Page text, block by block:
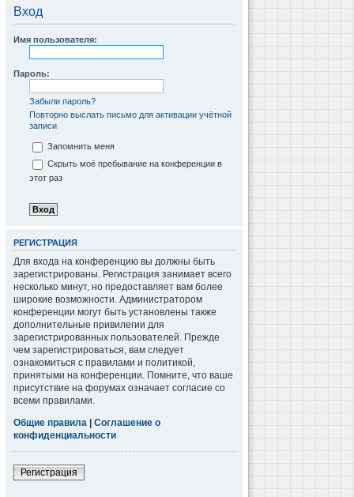
Вход
Имя пользователя:
Пароль:
Забыли пароль?
Повторно выслать письмо для активации учётной
записи
Запомнить меня
Скрыть моё пребывание на конференции в
этот раз
РЕГИСТРАЦИЯ
Для входа на конференцию вы должны быть
зарегистрированы. Регистрация занимает всего
несколько минут, но предоставляет вам более
широкие возможности. Администратором
конференции могут быть установлены также
дополнительные привилегии для
зарегистрированных пользователей. Прежде
чем зарегистрироваться, вам следует
ознакомиться с правилами и политикой,
принятыми на конференции. Помните, что ваше
присутствие на форумах означает согласие со
всеми правилами.
Общие правила | Соглашение о
конфиденциальности
Регистрация